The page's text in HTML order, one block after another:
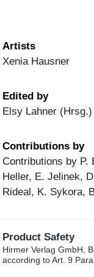
Artists
Xenia Hausner
Edited by
Elsy Lahner
Contributions by
Contributions by P.
Heller, E. Jelinek,
Rideal, K. Sykora,
Product Safety
Hirmer Verlag GmbH,
according to Art. 9